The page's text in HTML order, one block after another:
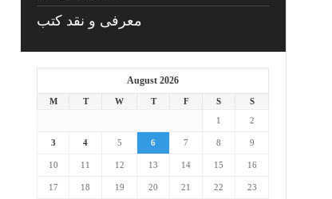
معرفی و نقد کتب
August 2026
M T W T F S
S
1
2
3 4 5 6 7 8 9
10 11 12 13 14 15 16
17 18 19 20 21 22 23